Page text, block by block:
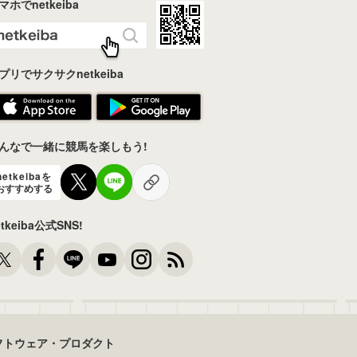
ホでnetkeiba
リでサクサクnetkeiba
なで一緒に競馬を楽しもう!
を
すすめする
公式SNS!
ウェア・プロダクト